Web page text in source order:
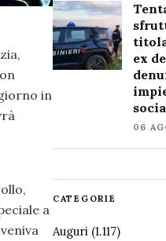
in
a
ex
06
CATEGORIE
Auguri(1.117)